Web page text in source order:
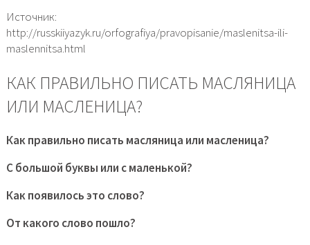
Источник:
http://russkiiyazyk.ru/orfografiya/pravopisanie/maslenitsa-ili-
maslennitsa.html
КАК ПРАВИЛЬНО ПИСАТЬ МАСЛЯНИЦА
ИЛИ МАСЛЕНИЦА?
Как правильно писать масляница или масленица?
С большой буквы или с маленькой?
Как появилось это слово?
От какого слово пошло?